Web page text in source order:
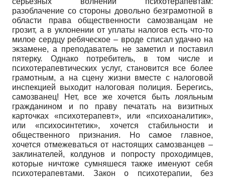
разоблачение со стороны довольно безграмотной в
области права общественности самозванцам не
грозит, а в уклонении от уплаты налогов есть что-то
милое сердцу ребяческое – вроде списал удачно на
экзамене, а преподаватель не заметил и поставил
пятерку. Однако потребитель, в том числе и
психотерапевтических услуг, становится все более
грамотным, а на сцену жизни вместе с налоговой
инспекцией выходит налоговая полиция. Берегись,
самозванец! Нет, все же хочется быть лояльным
гражданином и по праву печатать на визитных
карточках «психотерапевт», или «психоаналитик»,
или «психосинтетик», хочется стабильности и
общественного признания. Но самое главное,
хочется отмежеваться от настоящих самозванцев –
заклинателей, колдунов и попросту проходимцев,
которые ничтоже сумняшеся также именуют себя
психотерапевтами. Закон о психотерапии, без